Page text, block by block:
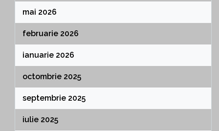
mai 2026
februarie 2026
ianuarie 2026
octombrie 2025
septembrie 2025
iulie 2025